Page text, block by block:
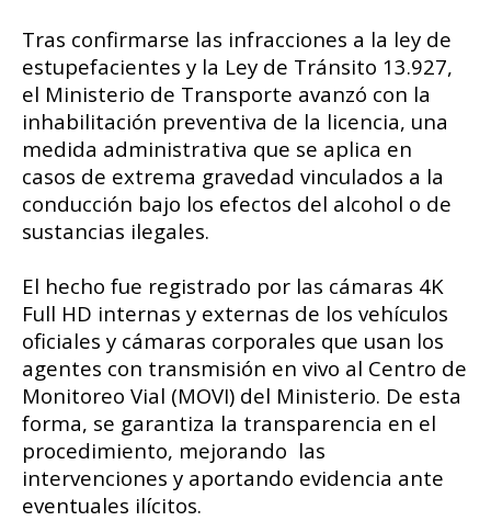
Tras confirmarse las infracciones a la ley de
estupefacientes y la Ley de Tránsito 13.927,
el Ministerio de Transporte avanzó con la
inhabilitación preventiva de la licencia, una
medida administrativa que se aplica en
casos de extrema gravedad vinculados a la
conducción bajo los efectos del alcohol o de
sustancias ilegales.
El hecho fue registrado por las cámaras 4K
Full HD internas y externas de los vehículos
oficiales y cámaras corporales que usan los
agentes con transmisión en vivo al Centro de
Monitoreo Vial (MOVI) del Ministerio. De esta
forma, se garantiza la transparencia en el
procedimiento, mejorando las
intervenciones y aportando evidencia ante
eventuales ilícitos.